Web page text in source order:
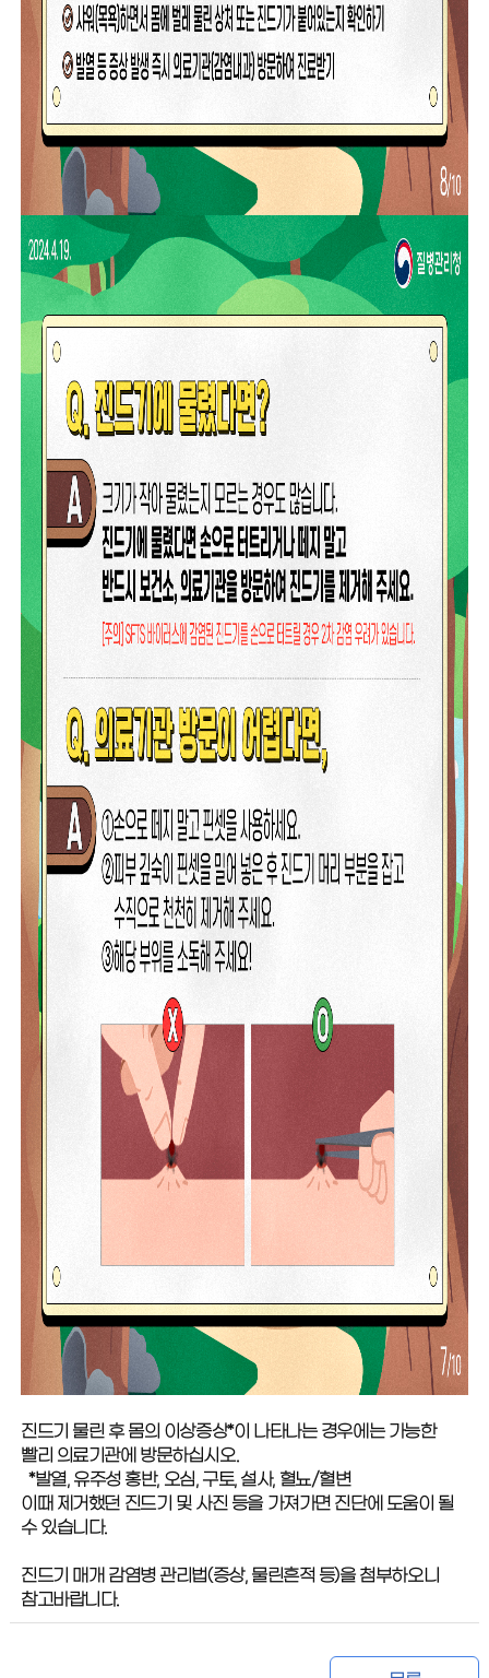
진드기 물린 후 몸의 이상증상*이 나타나는 경우에는 가능한
빨리 의료기관에 방문하십시오.
*발열, 유주성 홍반, 오심, 구토, 설사, 혈뇨/혈변
이때 제거했던 진드기 및 사진 등을 가져가면 진단에 도움이 될
수 있습니다.
진드기 매개 감염병 관리법(증상, 물린흔적 등)을 첨부하오니
참고바랍니다.